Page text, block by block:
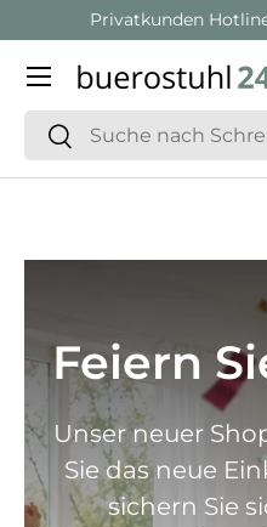
Direkt zum Inhalt
Geschäftskunden
Suchen
Suchen
Menü
Feiern
Unser neuer
Sie das neue
sichern Sie